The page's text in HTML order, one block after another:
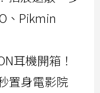
、Pikmin
耳機開箱！
置身電影院